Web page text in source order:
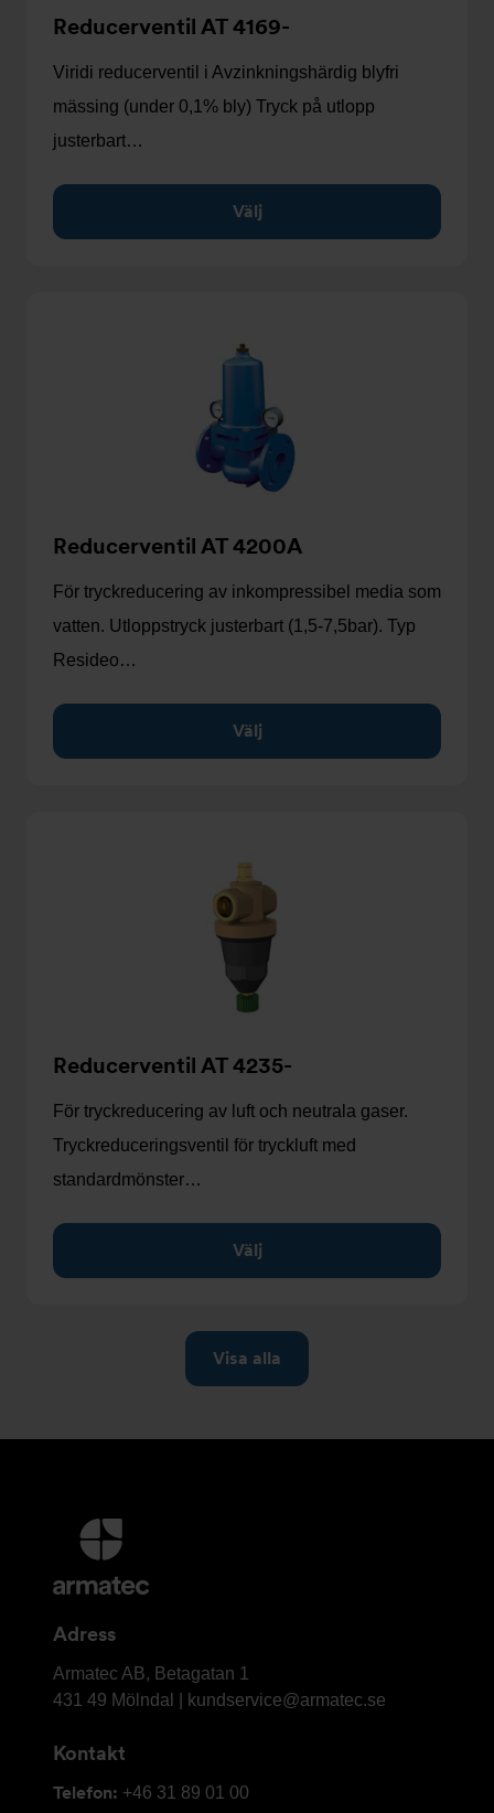
Reducerventil AT 4169-
Viridi reducerventil i Avzinkningshärdig blyfri
mässing (under 0,1% bly) Tryck på utlopp
justerbart…
Välj
Reducerventil AT 4200A
För tryckreducering av inkompressibel media som
vatten. Utloppstryck justerbart (1,5-7,5bar). Typ
Resideo…
Välj
Reducerventil AT 4235-
För tryckreducering av luft och neutrala gaser.
Tryckreduceringsventil för tryckluft med
standardmönster…
Välj
Ytterligare
information
och
Adress
Armatec
AB
Armatec AB, Betagatan 1
431 49 Mölndal |
kundservice@armatec.se
Kontakt
Telefon: +46 31 89 01 00